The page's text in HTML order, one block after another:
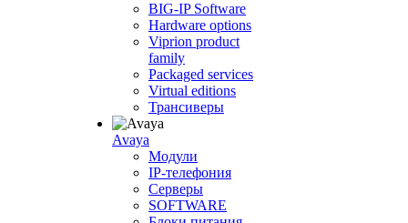
BIG-IP Software
Hardware options
Viprion product
family
Packaged services
Virtual editions
Трансиверы
Avaya
Модули
IP-телефония
Серверы
SOFTWARE